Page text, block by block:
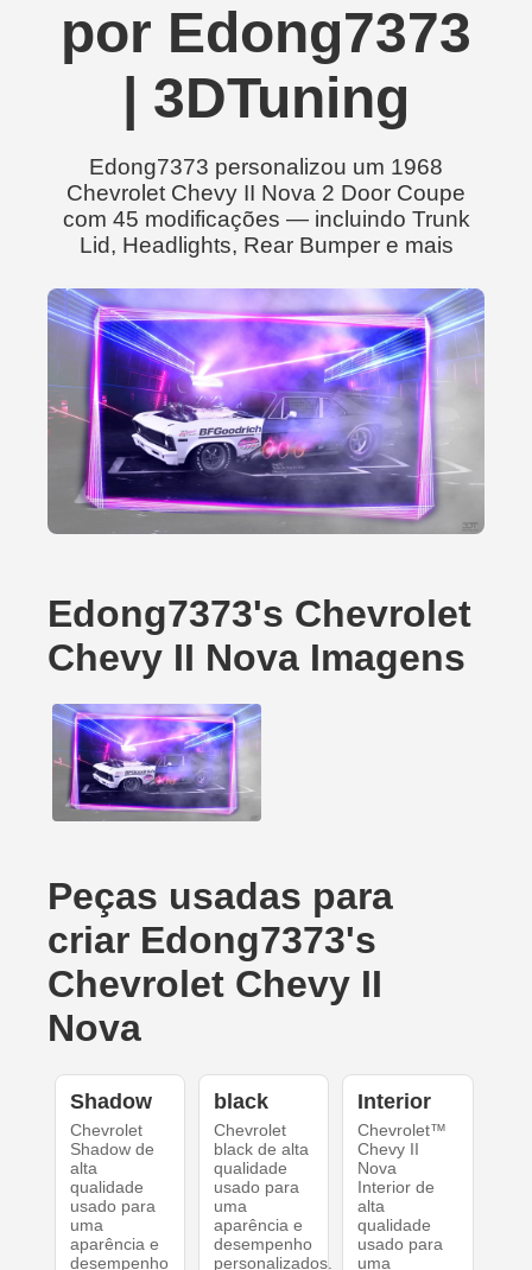
por Edong7373
| 3DTuning
Edong7373 personalizou um 1968
Chevrolet Chevy II Nova 2 Door Coupe
com 45 modificações — incluindo Trunk
Lid, Headlights, Rear Bumper e mais
Edong7373's Chevrolet
Chevy II Nova Imagens
Peças usadas para
criar Edong7373's
Chevrolet Chevy II
Nova
Shadow
Chevrolet
Shadow de
alta
qualidade
usado para
uma
aparência e
desempenho
black
Chevrolet
black de alta
qualidade
usado para
uma
aparência e
desempenho
personalizados.
Interior
Chevrolet™
Chevy II
Nova
Interior de
alta
qualidade
usado para
uma